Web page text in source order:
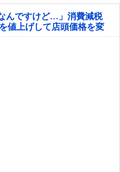
んですけど…」消費減税
値上げして店頭価格を変